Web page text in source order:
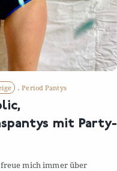
,Period Pantys
mit Party-
freue mich immer über